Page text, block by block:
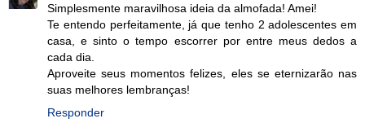
Simplesmente maravilhosa ideia da almofada! Amei!
Te entendo perfeitamente, já que tenho 2 adolescentes em
casa, e sinto o tempo escorrer por entre meus dedos a
cada dia.
Aproveite seus momentos felizes, eles se eternizarão nas
suas melhores lembranças!
Responder